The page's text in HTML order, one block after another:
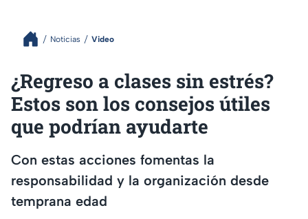
Noticias Video
¿Regreso a clases sin estrés?
Estos son los consejos útiles
que podrían ayudarte
Con estas acciones fomentas la
responsabilidad y la organización desde
temprana edad